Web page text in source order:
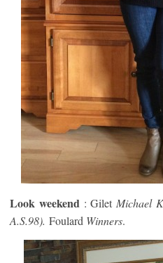
Look weekend : Gilet Michael
A.S.98). Foulard Winners.